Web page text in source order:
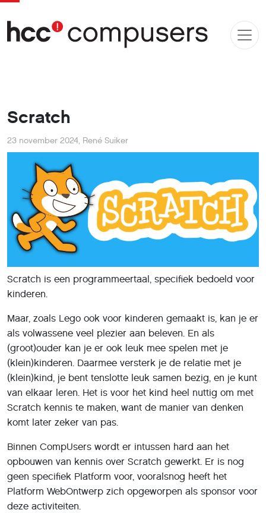
Scratch
23 november 2024, René Suiker
Scratch is een programmeertaal, specifiek bedoeld voor
kinderen.
Maar, zoals Lego ook voor kinderen gemaakt is, kan je er
als volwassene veel plezier aan beleven. En als
(groot)ouder kan je er ook leuk mee spelen met je
(klein)kinderen. Daarmee versterk je de relatie met je
(klein)kind, je bent tenslotte leuk samen bezig, en je kunt
van elkaar leren. Het is voor het kind heel nuttig om met
Scratch kennis te maken, want de manier van denken
komt later zeker van pas.
Binnen CompUsers wordt er intussen hard aan het
opbouwen van kennis over Scratch gewerkt. Er is nog
geen specifiek Platform voor, vooralsnog heeft het
Platform WebOntwerp zich opgeworpen als sponsor voor
deze activiteiten.